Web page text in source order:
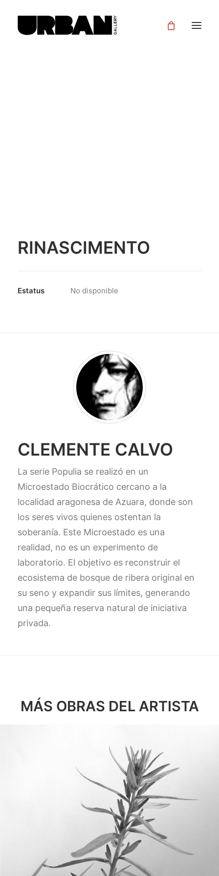
RINASCIMENTO
Estatus No disponible
CLEMENTE CALVO
La serie Populia se realizó en un
Microestado Biocrático cercano a la
localidad aragonesa de Azuara, donde son
los seres vivos quienes ostentan la
soberanía. Este Microestado es una
realidad, no es un experimento de
laboratorio. El objetivo es reconstruir el
ecosistema de bosque de ribera original en
su seno y expandir sus límites, generando
una pequeña reserva natural de iniciativa
privada.
MÁS OBRAS DEL ARTISTA